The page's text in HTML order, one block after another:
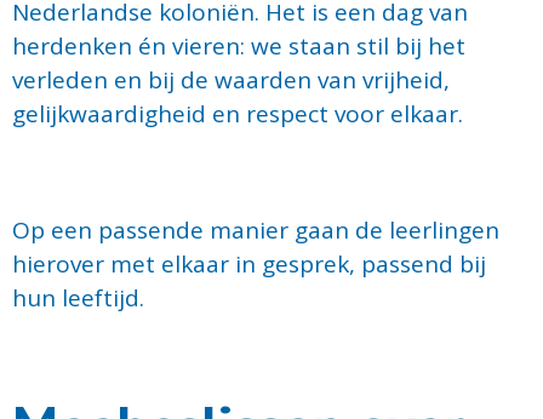
Nederlandse koloniën. Het is een dag van
herdenken én vieren: we staan stil bij het
verleden en bij de waarden van vrijheid,
gelijkwaardigheid en respect voor elkaar.
Op een passende manier gaan de leerlingen
hierover met elkaar in gesprek, passend bij
hun leeftijd.